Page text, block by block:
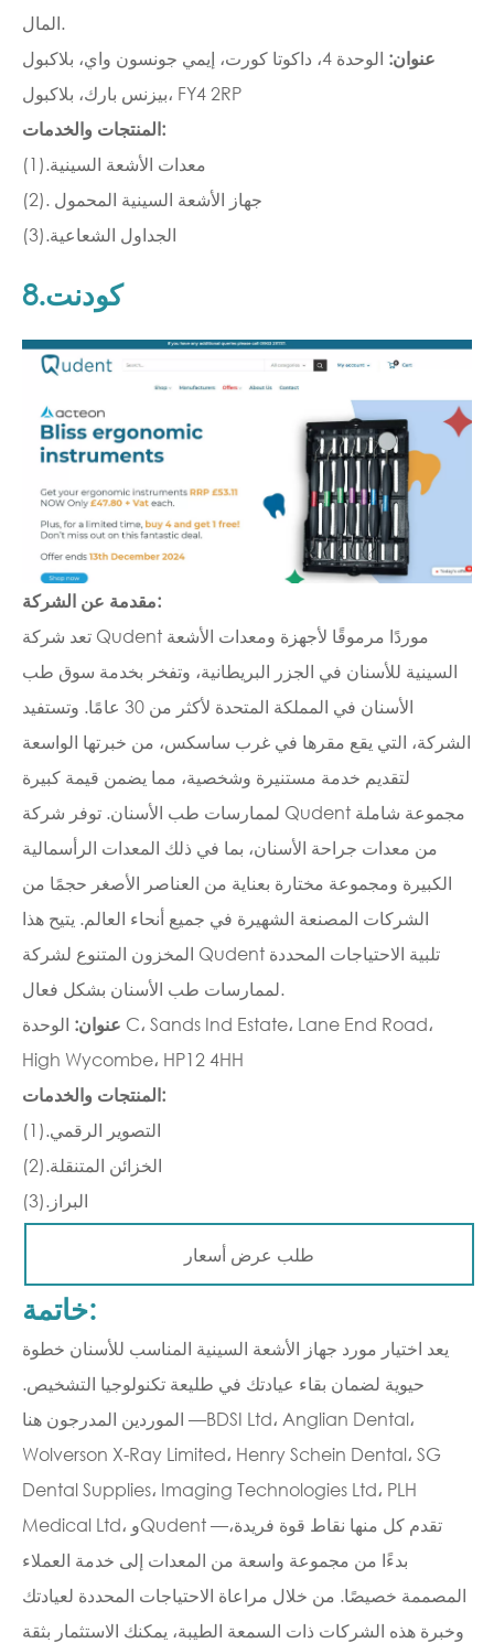
المال.
عنوان:
الوحدة 4، داكوتا كورت، إيمي جونسون واي، بلاكبول
بيزنس بارك، بلاكبول، FY4 2RP
المنتجات والخدمات:
(1).معدات الأشعة السينية
(2). جهاز الأشعة السينية المحمول
(3).الجداول الشعاعية
8.كودنت
مقدمة عن الشركة:
تعد شركة Qudent موردًا مرموقًا لأجهزة ومعدات الأشعة
السينية للأسنان في الجزر البريطانية، وتفخر بخدمة سوق طب
الأسنان في المملكة المتحدة لأكثر من 30 عامًا. وتستفيد
الشركة، التي يقع مقرها في غرب ساسكس، من خبرتها الواسعة
لتقديم خدمة مستنيرة وشخصية، مما يضمن قيمة كبيرة
لممارسات طب الأسنان. توفر شركة Qudent مجموعة شاملة
من معدات جراحة الأسنان، بما في ذلك المعدات الرأسمالية
الكبيرة ومجموعة مختارة بعناية من العناصر الأصغر حجمًا من
الشركات المصنعة الشهيرة في جميع أنحاء العالم. يتيح هذا
المخزون المتنوع لشركة Qudent تلبية الاحتياجات المحددة
لممارسات طب الأسنان بشكل فعال.
عنوان: الوحدة C، Sands Ind Estate، Lane End Road،
High Wycombe، HP12 4HH
المنتجات والخدمات:
(1).التصوير الرقمي
(2).الخزائن المتنقلة
(3).البراز
طلب عرض أسعار
خاتمة:
يعد اختيار مورد جهاز الأشعة السينية المناسب للأسنان خطوة
حيوية لضمان بقاء عيادتك في طليعة تكنولوجيا التشخيص.
الموردين المدرجون هنا —BDSI Ltd، Anglian Dental،
Wolverson X-Ray Limited، Henry Schein Dental، SG
Dental Supplies، Imaging Technologies Ltd، PLH
Medical Ltd، وQudent —تقدم كل منها نقاط قوة فريدة،
بدءًا من مجموعة واسعة من المعدات إلى خدمة العملاء
المصممة خصيصًا. من خلال مراعاة الاحتياجات المحددة لعيادتك
وخبرة هذه الشركات ذات السمعة الطيبة، يمكنك الاستثمار بثقة